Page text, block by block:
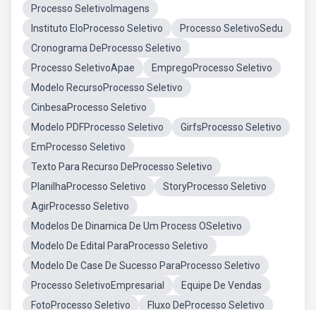
Processo SeletivoImagens
Instituto EloProcesso Seletivo
Processo SeletivoSedu
Cronograma DeProcesso Seletivo
Processo SeletivoApae
EmpregoProcesso Seletivo
Modelo RecursoProcesso Seletivo
CinbesaProcesso Seletivo
Modelo PDFProcesso Seletivo
GirfsProcesso Seletivo
EmProcesso Seletivo
Texto Para Recurso DeProcesso Seletivo
PlanilhaProcesso Seletivo
StoryProcesso Seletivo
AgirProcesso Seletivo
Modelos De Dinamica De Um Process OSeletivo
Modelo De Edital ParaProcesso Seletivo
Modelo De Case De Sucesso ParaProcesso Seletivo
Processo SeletivoEmpresarial
Equipe De Vendas
FotoProcesso Seletivo
Fluxo DeProcesso Seletivo